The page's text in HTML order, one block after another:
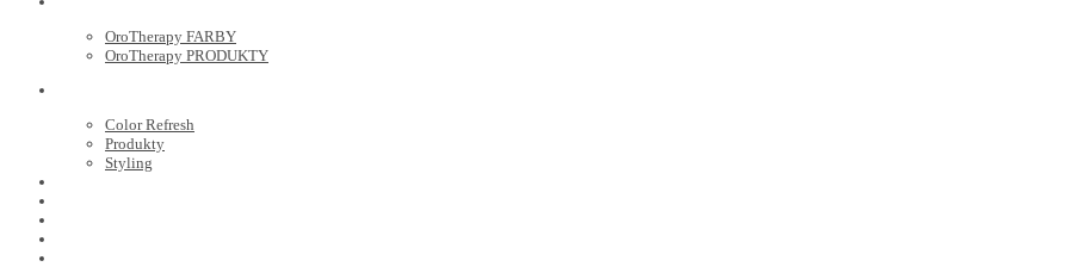
OroTherapy FARBY
OroTherapy PRODUKTY
Color Refresh
Produkty
Styling